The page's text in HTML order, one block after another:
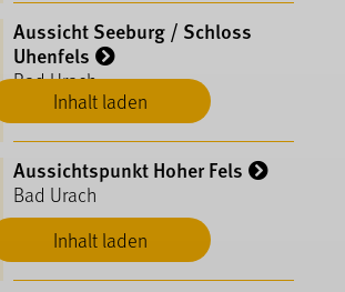
Inhalt laden
Aussicht Seeburg / Schloss
Uhenfels
Bad Urach
Inhalt laden
Aussichtspunkt Hoher Fels
Bad Urach